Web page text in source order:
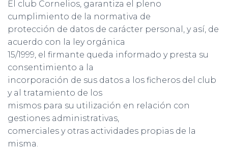
El club Cornelios, garantiza el pleno
cumplimiento de la normativa de
protección de datos de carácter personal, y así, de
acuerdo con la ley orgánica
15/1999, el firmante queda informado y presta su
consentimiento a la
incorporación de sus datos a los ficheros del club
y al tratamiento de los
mismos para su utilización en relación con
gestiones administrativas,
comerciales y otras actividades propias de la
misma.